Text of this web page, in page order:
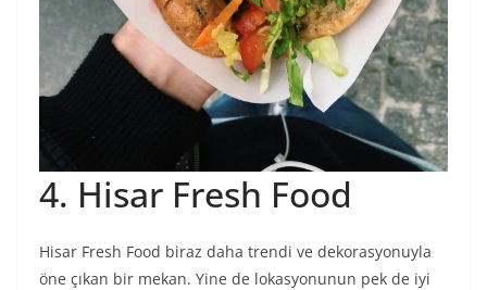
4. Hisar Fresh Food
Hisar Fresh Food biraz daha trendi ve dekorasyonuyla
öne çıkan bir mekan. Yine de lokasyonunun pek de iyi